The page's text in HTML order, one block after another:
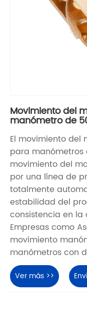
Movimiento del
manómetro de
El movimiento del
para
movimiento del
por una línea de
totalmente
estabilidad del
consistencia en
Empresas como
movimiento
manómetros con
Ver más >>